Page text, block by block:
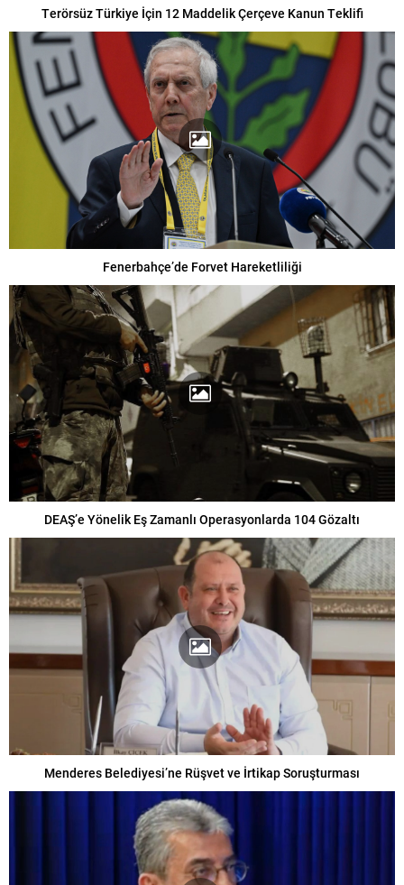
Terörsüz Türkiye İçin 12 Maddelik Çerçeve Kanun Teklifi
Fenerbahçe’de Forvet Hareketliliği
DEAŞ’e Yönelik Eş Zamanlı Operasyonlarda 104 Gözaltı
Menderes Belediyesi’ne Rüşvet ve İrtikap Soruşturması